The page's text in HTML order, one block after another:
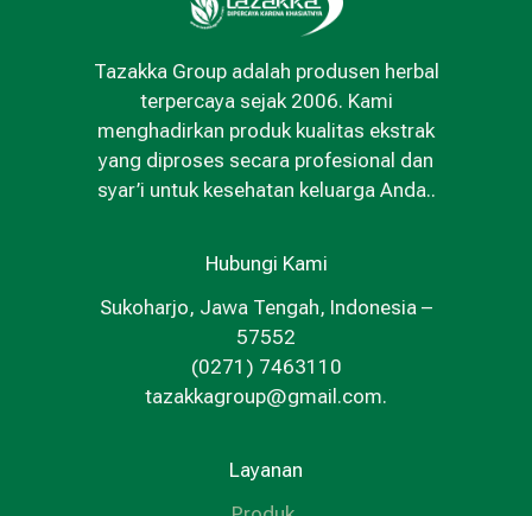
Tazakka Group adalah produsen herbal
terpercaya sejak 2006. Kami
menghadirkan produk kualitas ekstrak
yang diproses secara profesional dan
syar’i untuk kesehatan keluarga Anda..
Hubungi Kami
Sukoharjo, Jawa Tengah, Indonesia –
57552
(0271) 7463110
tazakkagroup@gmail.com.
Layanan